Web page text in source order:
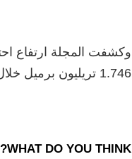
1.746 تريليون برميل خلال عام 2022.
WHAT DO YOU THINK?